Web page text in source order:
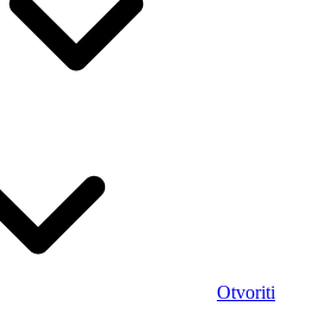
Otvoriti